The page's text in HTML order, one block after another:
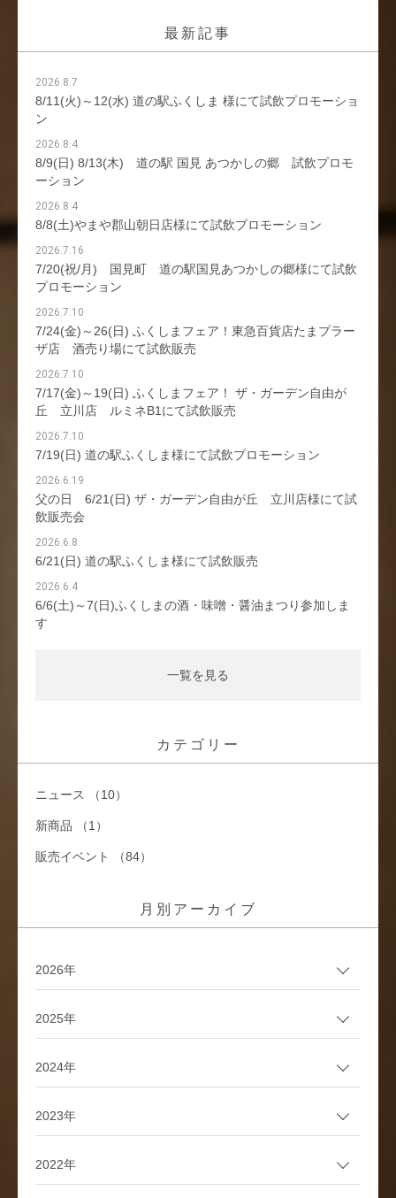
最新記事
2026.8.7
8/11(火)～12(水) 道の駅ふくしま 様にて試飲プロモーショ
ン
2026.8.4
8/9(日) 8/13(木) 道の駅 国見 あつかしの郷 試飲プロモ
ーション
2026.8.4
8/8(土)やまや郡山朝日店様にて試飲プロモーション
2026.7.16
7/20(祝/月) 国見町 道の駅国見あつかしの郷様にて試飲
プロモーション
2026.7.10
7/24(金)～26(日) ふくしまフェア！東急百貨店たまプラー
ザ店 酒売り場にて試飲販売
2026.7.10
7/17(金)～19(日) ふくしまフェア！ ザ・ガーデン自由が
丘 立川店 ルミネB1にて試飲販売
2026.7.10
7/19(日) 道の駅ふくしま様にて試飲プロモーション
2026.6.19
父の日 6/21(日) ザ・ガーデン自由が丘 立川店様にて試
飲販売会
2026.6.8
6/21(日) 道の駅ふくしま様にて試飲販売
2026.6.4
6/6(土)～7(日)ふくしまの酒・味噌・醤油まつり参加しま
す
一覧を見る
カテゴリー
ニュース （10）
新商品 （1）
販売イベント （84）
月別アーカイブ
2026年
2025年
2024年
2023年
2022年